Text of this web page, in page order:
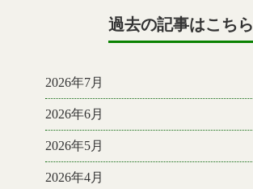
過去の記事はこちら
2026年7月
2026年6月
2026年5月
2026年4月